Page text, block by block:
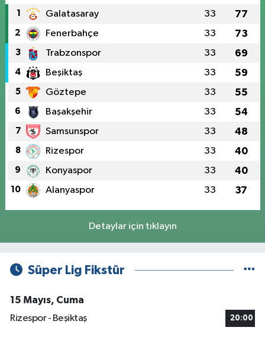
1 Galatasaray 33 77
2 Fenerbahçe 33 73
3 Trabzonspor 33 69
4 Beşiktaş 33 59
5 Göztepe 33 55
6 Başakşehir 33 54
7 Samsunspor 33 48
8 Rizespor 33 40
9 Konyaspor 33 40
10 Alanyaspor 33 37
Detaylar için tıklayın
Süper Lig Fikstür
15 Mayıs, Cuma
Rizespor - Beşiktaş
20:00